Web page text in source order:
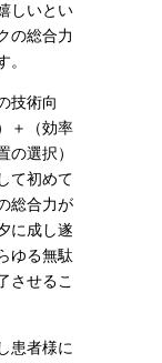
しいとい
の総合力
技術向
＋（効率
の選択）
て初めて
総合力が
に成し遂
ゆる無駄
させるこ
患者様に